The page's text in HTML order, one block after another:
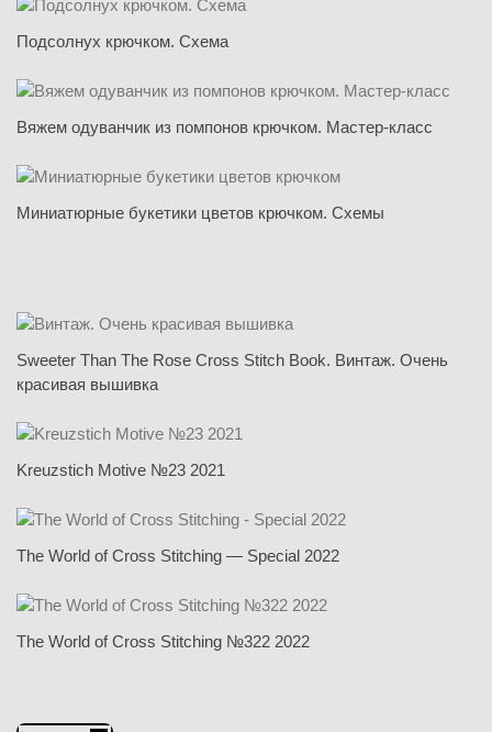
Подсолнух крючком. Схема
Вяжем одуванчик из помпонов крючком. Мастер-класс
Миниатюрные букетики цветов крючком. Схемы
Sweeter Than The Rose Cross Stitch Book. Винтаж. Очень
красивая вышивка
Kreuzstich Motive №23 2021
The World of Cross Stitching — Special 2022
The World of Cross Stitching №322 2022